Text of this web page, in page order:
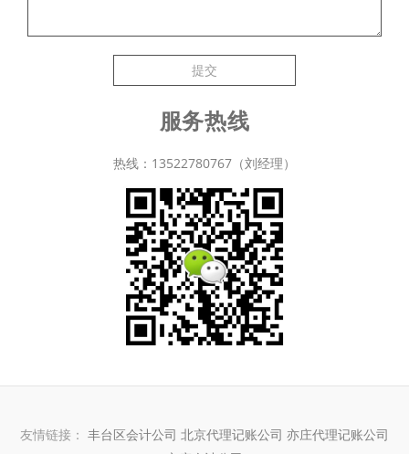
提交
服务热线
热线：13522780767（刘经理）
友情链接： 丰台区会计公司 北京代理记账公司 亦庄代理记账公司